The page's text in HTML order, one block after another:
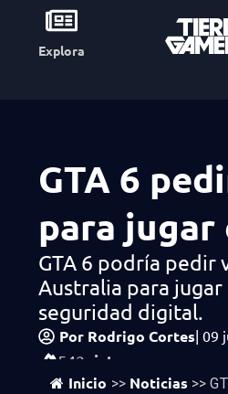
Explora
GTA 6
para jugar
GTA 6 podría pedir
Australia para
seguridad digital.
Por Rodrigo Cortes| 09
542 vistas
Inicio >> Noticias >>